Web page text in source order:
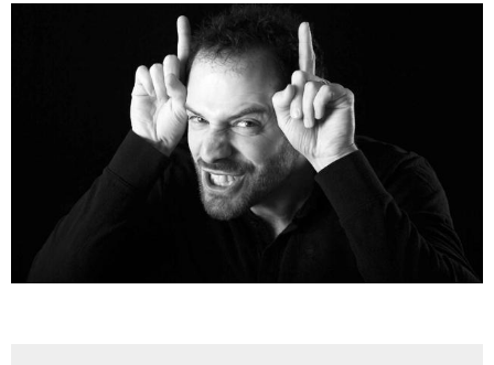
Alejandra Correa | La nieve